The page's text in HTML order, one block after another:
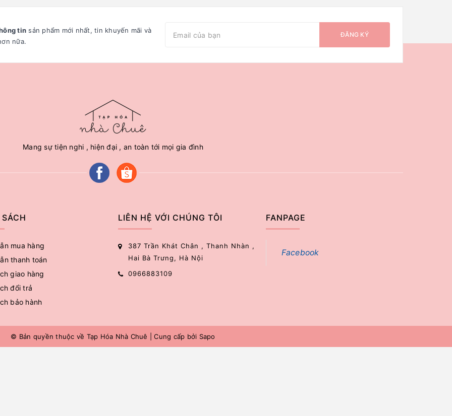
tin sản phẩm mới nhất, tin khuyến mãi và
nữa.
ĐĂNG KÝ
Mang sự tiện nghi , hiện đại , an toàn tới mọi gia đình
mua hàng
thanh toán
giao hàng
đổi trả
bảo hành
LIÊN HỆ VỚI CHÚNG TÔI
387 Trần Khát Chân , Thanh Nhàn ,
Hai Bà Trưng, Hà Nội
0966883109
FANPAGE
Facebook
© Bản quyền thuộc về Tạp Hóa Nhà Chuê Cung cấp bởi Sapo